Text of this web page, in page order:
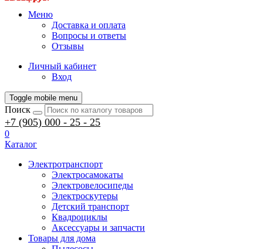
Меню
Доставка и оплата
Вопросы и ответы
Отзывы
Личный кабинет
Вход
Toggle mobile menu
Поиск
+7 (905) 000 - 25 - 25
0
Каталог
Электротранспорт
Электросамокаты
Электровелосипеды
Электроскутеры
Детский транспорт
Квадроциклы
Аксессуары и запчасти
Товары для дома